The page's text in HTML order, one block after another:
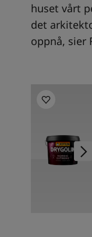
huset vårt
det
oppnå, sier